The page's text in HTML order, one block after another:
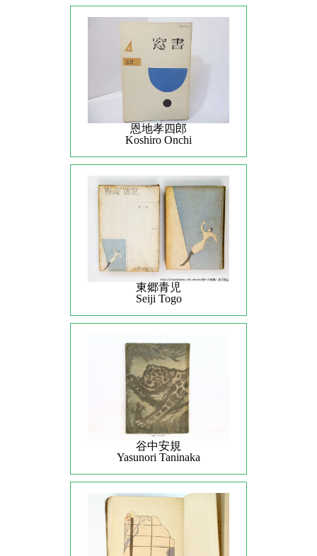
恩地孝四郎
Koshiro Onchi
東郷青児
Seiji Togo
谷中安規
Yasunori Taninaka